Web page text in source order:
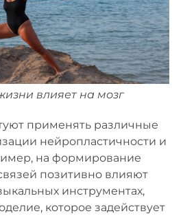
влияет на мозг
применять различные
нейропластичности и
на формирование
позитивно влияют
инструментах,
которое задействует